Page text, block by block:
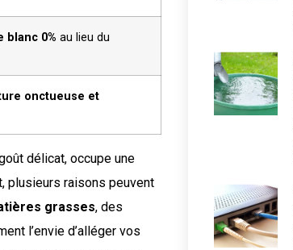
blanc 0% au lieu du
onctueuse et
délicat, occupe une
plusieurs raisons peuvent
grasses, des
l’envie d’alléger vos